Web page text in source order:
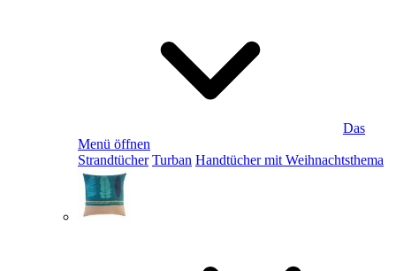
Das
Menü öffnen
Strandtücher Turban Handtücher mit Weihnachtsthema